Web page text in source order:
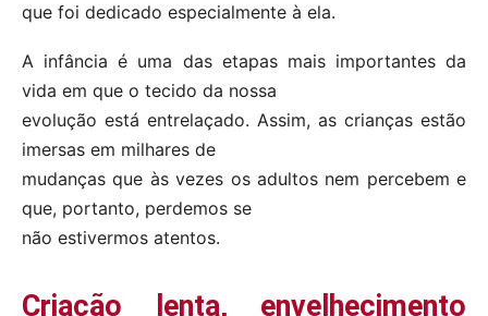
que foi dedicado especialmente à ela.
A infância é uma das etapas mais importantes da
vida em que o tecido da nossa
evolução está entrelaçado. Assim, as crianças estão
imersas em milhares de
mudanças que às vezes os adultos nem percebem e
que, portanto, perdemos se
não estivermos atentos.
Criação lenta, envelhecimento